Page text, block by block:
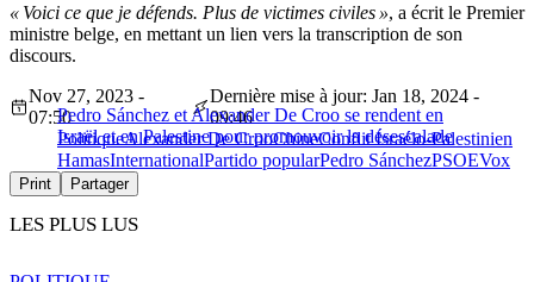
« Voici ce que je défends. Plus de victimes civiles », a écrit le Premier
ministre belge, en mettant un lien vers la transcription de son
discours.
Pedro Sánchez et Alexander De Croo se rendent en
Israël et en Palestine pour promouvoir la désescalade
Nov 27, 2023 -
07:50
Dernière mise à jour: Jan 18, 2024 -
09:46
PolitiqueAlexander De CrooChineConflit Israélo-Palestinien
HamasInternationalPartido popularPedro SánchezPSOEVox
Print Partager
LES PLUS LUS